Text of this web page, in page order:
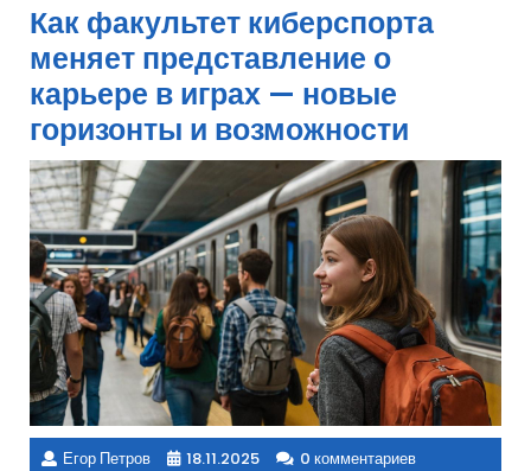
Как факультет киберспорта
меняет представление о
карьере в играх — новые
горизонты и возможности
Егор Петров 18.11.2025 0 комментариев